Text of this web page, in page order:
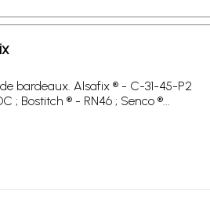
bardeaux. Alsafix ® - C-31-45-P2
; Bostitch ® - RN46 ; Senco ®...